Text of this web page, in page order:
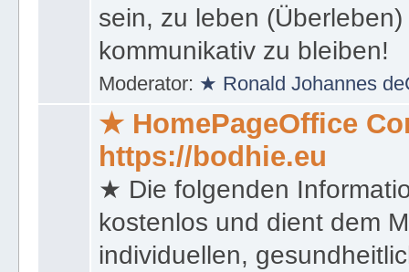
sein, zu leben
kommunikativ zu bleiben!
Moderator: ★ Ronald Johannes
★ HomePageOffice
https://bodhie.eu
★ Die folgenden
kostenlos und dient dem
individuellen,